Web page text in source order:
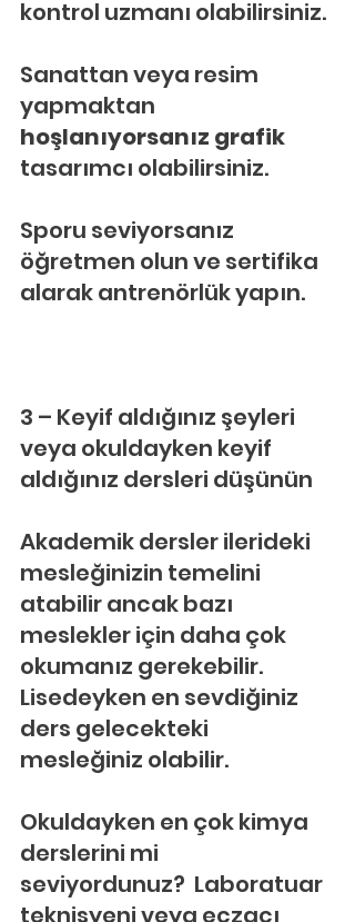
kontrol uzmanı olabilirsiniz.
Sanattan veya resim
yapmaktan
hoşlanıyorsanız grafik
tasarımcı olabilirsiniz.
Sporu seviyorsanız
öğretmen olun ve sertifika
alarak antrenörlük yapın.
3 – Keyif aldığınız şeyleri
veya okuldayken keyif
aldığınız dersleri düşünün
Akademik dersler ilerideki
mesleğinizin temelini
atabilir ancak bazı
meslekler için daha çok
okumanız gerekebilir.
Lisedeyken en sevdiğiniz
ders gelecekteki
mesleğiniz olabilir.
Okuldayken en çok kimya
derslerini mi
seviyordunuz?  Laboratuar
teknisyeni veya eczacı